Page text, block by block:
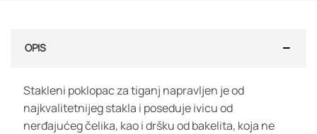
OPIS
Stakleni poklopac za tiganj napravljen je od
najkvalitetnijeg stakla i poseduje ivicu od
nerđajućeg čelika, kao i dršku od bakelita, koja ne